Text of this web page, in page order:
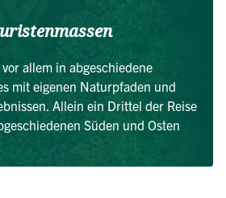
allem in abgeschiedene
mit eigenen Naturpfaden und
Allein ein Drittel der Reise
Süden und Osten